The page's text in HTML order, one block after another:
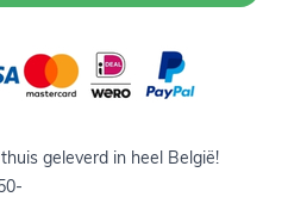
geleverd in heel België!